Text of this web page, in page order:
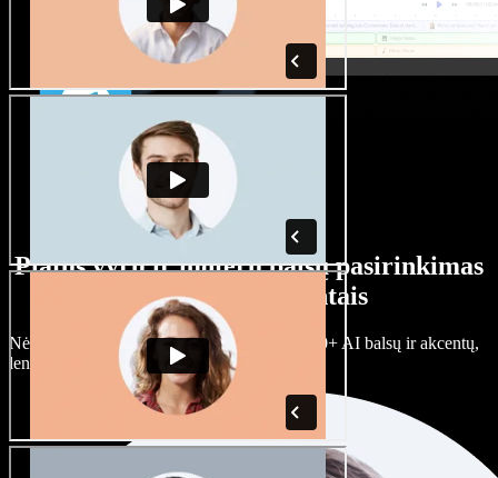
Platus vyrų ir moterų balsų pasirinkimas
su įvairiais akcentais
Nėra dviejų vienodų projektų. Rinkitės iš 100+ AI balsų ir akcentų,
lengvai juos prisitaikykite.